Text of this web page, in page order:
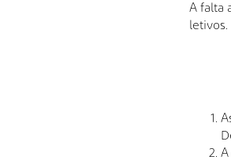
A falta
letivos.
A